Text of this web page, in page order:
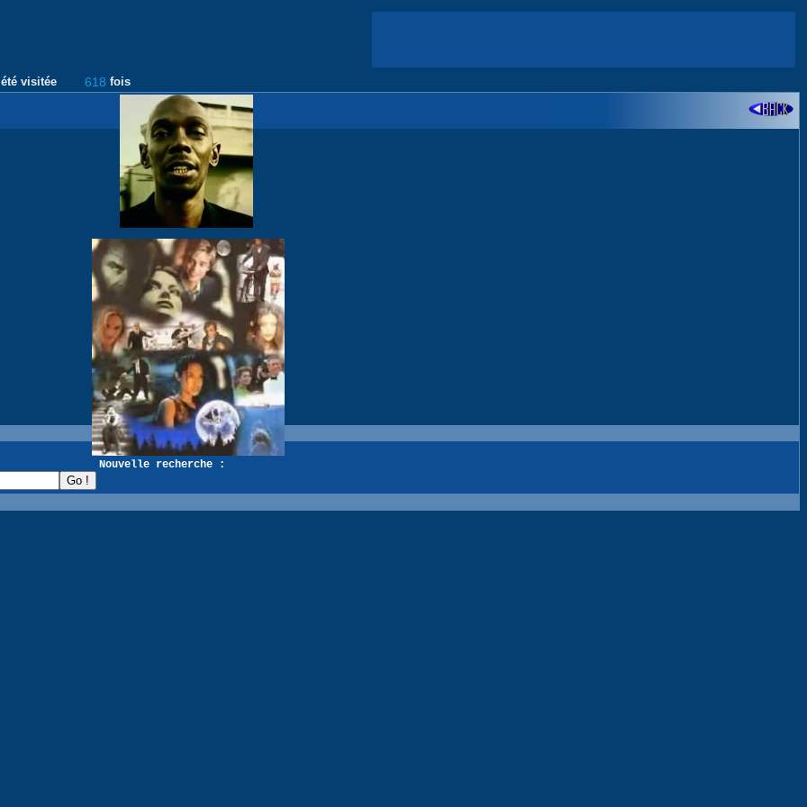
visitée 618 fois
: